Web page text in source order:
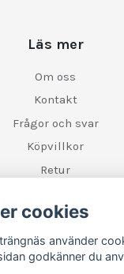
Läs mer
Om oss
Kontakt
Frågor och svar
Köpvillkor
Retur
Sociala medier
cookies
använder
godkänner du